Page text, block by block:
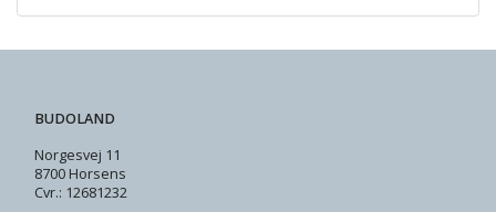
BUDOLAND
Norgesvej 11
8700 Horsens
Cvr.: 12681232